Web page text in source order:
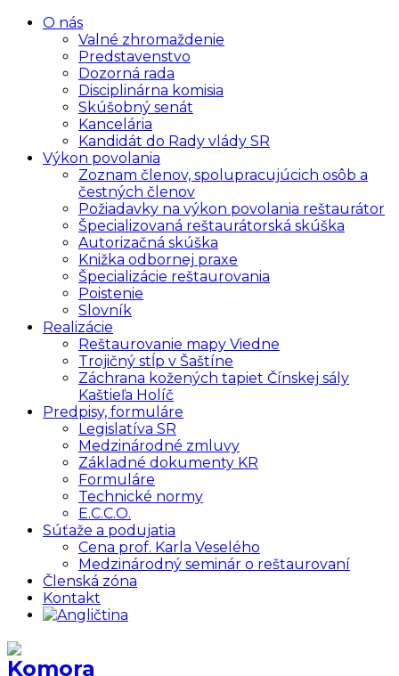
O nás
Valné zhromaždenie
Predstavenstvo
Dozorná rada
Disciplinárna komisia
Skúšobný senát
Kancelária
Kandidát do Rady vlády SR
Výkon povolania
Zoznam členov, spolupracujúcich osôb a
čestných členov
Požiadavky na výkon povolania reštaurátor
Špecializovaná reštaurátorská skúška
Autorizačná skúška
Knižka odbornej praxe
Špecializácie reštaurovania
Poistenie
Slovník
Realizácie
Reštaurovanie mapy Viedne
Trojičný stĺp v Šaštíne
Záchrana kožených tapiet Čínskej sály
Kaštieľa Holíč
Predpisy, formuláre
Legislatíva SR
Medzinárodné zmluvy
Základné dokumenty KR
Formuláre
Technické normy
E.C.C.O.
Súťaže a podujatia
Cena prof. Karla Veselého
Medzinárodný seminár o reštaurovaní
Členská zóna
Kontakt